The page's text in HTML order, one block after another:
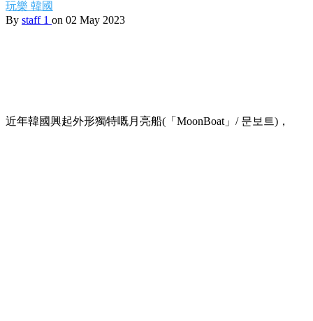
玩樂 韓國
By staff 1 on 02 May 2023
近年韓國興起外形獨特嘅月亮船(「MoonBoat」/ 문보트)，